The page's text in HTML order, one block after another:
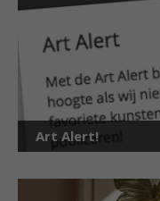
Art Alert!